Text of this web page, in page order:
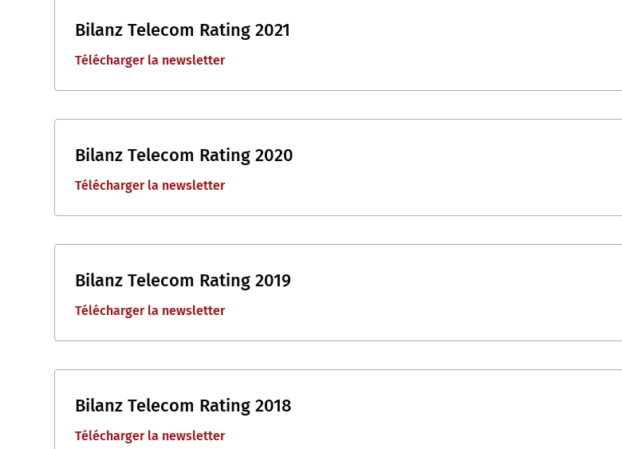
Bilanz Telecom Rating 2021
Télécharger la newsletter
Bilanz Telecom Rating 2020
Télécharger la newsletter
Bilanz Telecom Rating 2019
Télécharger la newsletter
Bilanz Telecom Rating 2018
Télécharger la newsletter